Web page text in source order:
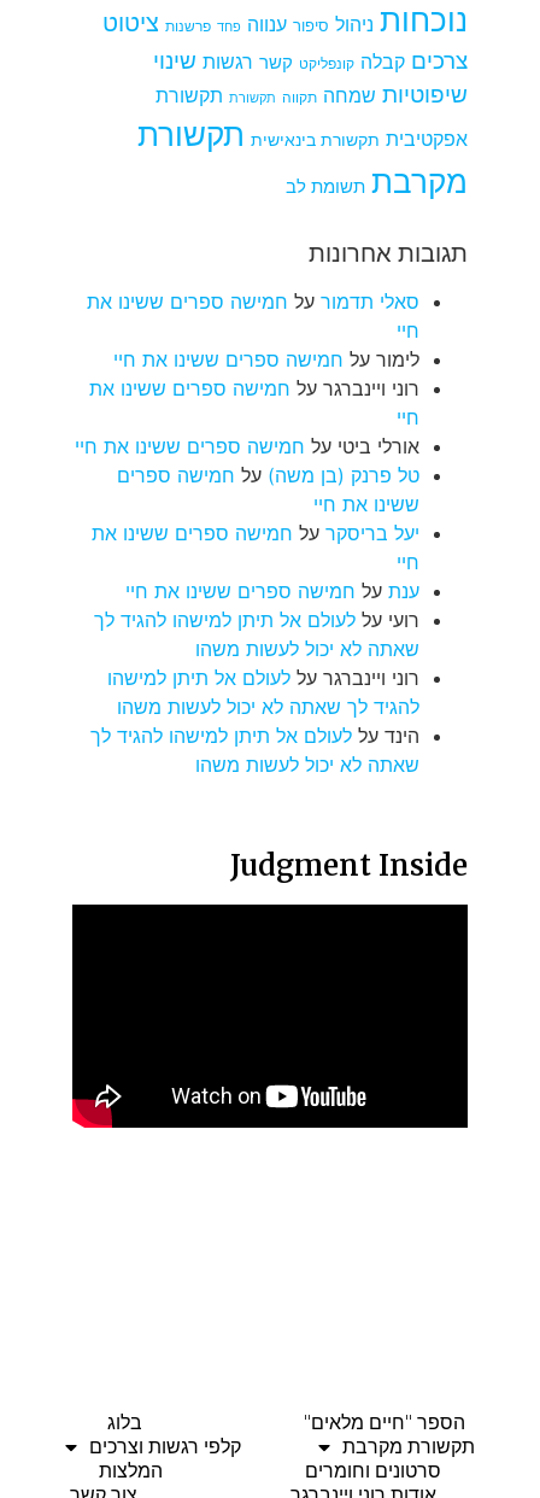
נוכחות ניהול סיפור ענווה פחד פרשנות ציטוט
צרכים קבלה קונפליקט קשר רגשות שינוי
שיפוטיות שמחה תקווה תקשורת תקשורת
אפקטיבית תקשורת בינאישית תקשורת
מקרבת תשומת לב
תגובות אחרונות
סאלי תדמור על חמישה ספרים ששינו את
חיי
לימור על חמישה ספרים ששינו את חיי
רוני ויינברגר על חמישה ספרים ששינו את
חיי
אורלי ביטי על חמישה ספרים ששינו את חיי
טל פרנק (בן משה) על חמישה ספרים
ששינו את חיי
יעל בריסקר על חמישה ספרים ששינו את
חיי
ענת על חמישה ספרים ששינו את חיי
רועי על לעולם אל תיתן למישהו להגיד לך
שאתה לא יכול לעשות משהו
רוני ויינברגר על לעולם אל תיתן למישהו
להגיד לך שאתה לא יכול לעשות משהו
הינד על לעולם אל תיתן למישהו להגיד לך
שאתה לא יכול לעשות משהו
Judgment Inside
הספר "חיים מלאים"
בלוג
תקשורת מקרבת
קלפי רגשות וצרכים
סרטונים וחומרים
המלצות